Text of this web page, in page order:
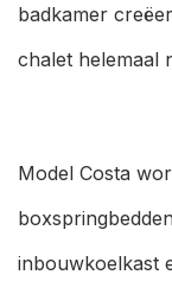
badkamer
chalet helemaal
Model Costa
inbouwkoelkast